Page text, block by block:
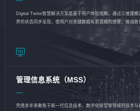
Digital Twins智慧解决方案是基于用户体验视角，通过三维建
界的状态同步呈现，使用户对关键数据有更直观的感受，推动各
管理信息系统（MSS）
凭借多年来聚焦于新一代信息技术、数字化转型等领域的技术